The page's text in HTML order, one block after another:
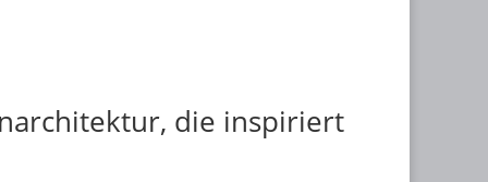
die inspiriert